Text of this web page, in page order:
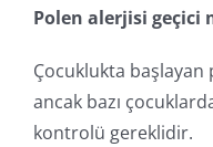
Polen alerjisi geçici
Çocuklukta
ancak bazı
kontrolü gereklidir.